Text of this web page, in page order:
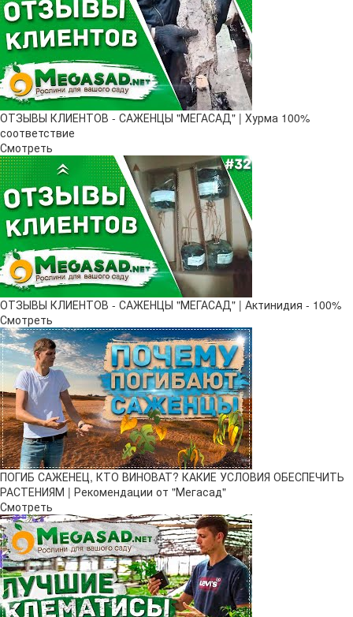
ОТЗЫВЫ КЛИЕНТОВ - САЖЕНЦЫ "МЕГАСАД" | Хурма 100%
соответствие
Смотреть
ОТЗЫВЫ КЛИЕНТОВ - САЖЕНЦЫ "МЕГАСАД" | Актинидия - 100%
Смотреть
ПОГИБ САЖЕНЕЦ, КТО ВИНОВАТ? КАКИЕ УСЛОВИЯ ОБЕСПЕЧИТЬ
РАСТЕНИЯМ | Рекомендации от "Мегасад"
Смотреть